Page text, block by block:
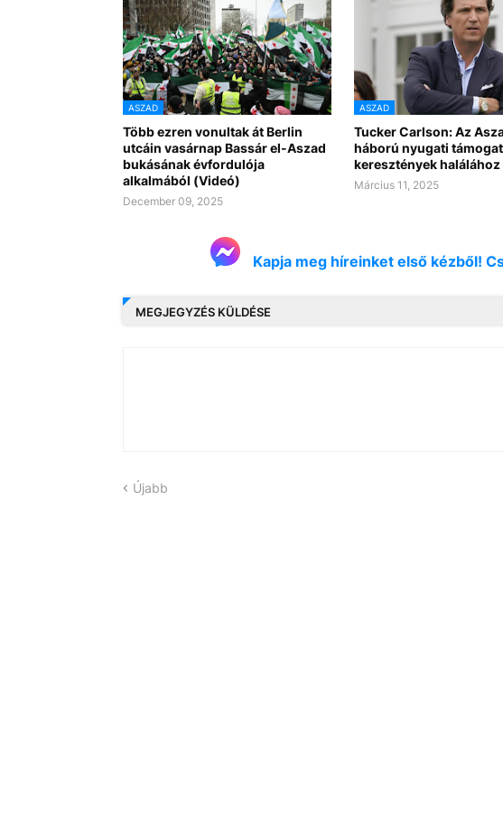
ASZAD
Több ezren vonultak át Berlin
utcáin vasárnap Bassár el-Aszad
bukásának évfordulója
alkalmából (Videó)
December 09, 2025
ASZAD
Tucker Carlson: Az
háború nyugati
keresztények
Március 11, 2025
Kapja meg híreinket első kézből!
MEGJEGYZÉS KÜLDÉSE
Újabb